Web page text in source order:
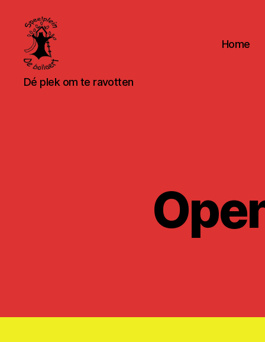
Speelpleinwerking
De
Dé plek om te ravotten
Home